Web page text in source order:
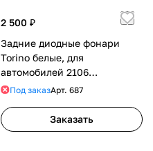
2 500 ₽
Задние диодные фонари
Torino белые, для
автомобилей 2106
(классика), 2121 () DL5270
Под заказАрт. 687
Заказать